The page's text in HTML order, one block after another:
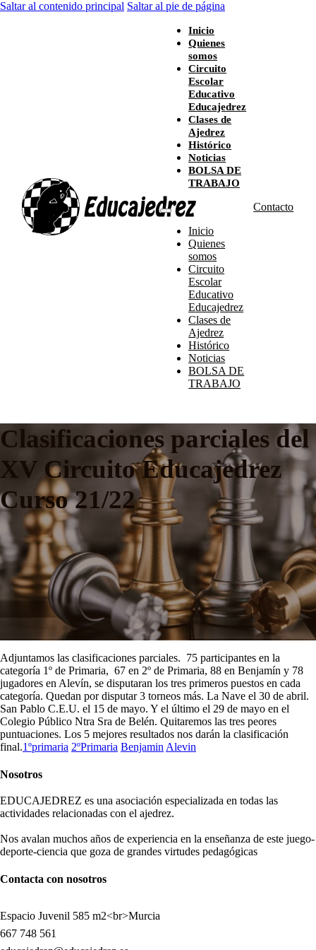
Saltar al contenido principal Saltar al pie de página
Inicio
Quienes
somos
Circuito
Escolar
Educativo
Educajedrez
Clases de
Ajedrez
Histórico
Noticias
BOLSA DE
TRABAJO
Inicio
Quienes
somos
Circuito
Escolar
Educativo
Educajedrez
Clases de
Ajedrez
Histórico
Noticias
BOLSA DE
TRABAJO
Contacto
Clasificaciones parciales del
XV Circuito Educajedrez
Curso 21/22
Adjuntamos las clasificaciones parciales. 75 participantes en la
categoría 1º de Primaria, 67 en 2º de Primaria, 88 en Benjamín y 78
jugadores en Alevín, se disputaran los tres primeros puestos en cada
categoría. Quedan por disputar 3 torneos más. La Nave el 30 de abril.
San Pablo C.E.U. el 15 de mayo. Y el último el 29 de mayo en el
Colegio Público Ntra Sra de Belén. Quitaremos las tres peores
puntuaciones. Los 5 mejores resultados nos darán la clasificación
final.1ºprimaria 2ºPrimaria Benjamin Alevin
Nosotros
EDUCAJEDREZ es una asociación especializada en todas las
actividades relacionadas con el ajedrez.
Nos avalan muchos años de experiencia en la enseñanza de este juego-
deporte-ciencia que goza de grandes virtudes pedagógicas
Contacta con nosotros
Espacio Juvenil 585 m2<br>Murcia
667 748 561